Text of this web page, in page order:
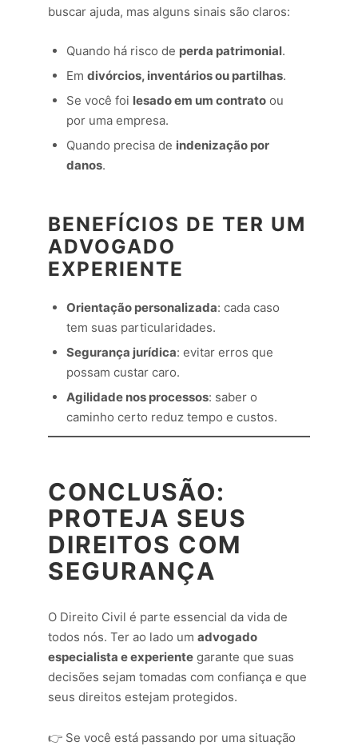
buscar ajuda, mas alguns sinais são claros:
Quando há risco de perda patrimonial.
Em divórcios, inventários ou partilhas.
Se você foi lesado em um contratoou
por uma empresa.
Quando precisa de indenização por
danos.
BENEFÍCIOS DE TER UM
ADVOGADO
EXPERIENTE
Orientação personalizada: cada caso
tem suas particularidades.
Segurança jurídica: evitar erros que
possam custar caro.
Agilidade nos processos: saber o
caminho certo reduz tempo e custos.
CONCLUSÃO:
PROTEJA SEUS
DIREITOS COM
SEGURANÇA
O Direito Civil é parte essencial da vida de
todos nós. Ter ao lado um advogado
especialista e experiente garante que suas
decisões sejam tomadas com confiança e que
seus direitos estejam protegidos.
👉 Se você está passando por uma situação